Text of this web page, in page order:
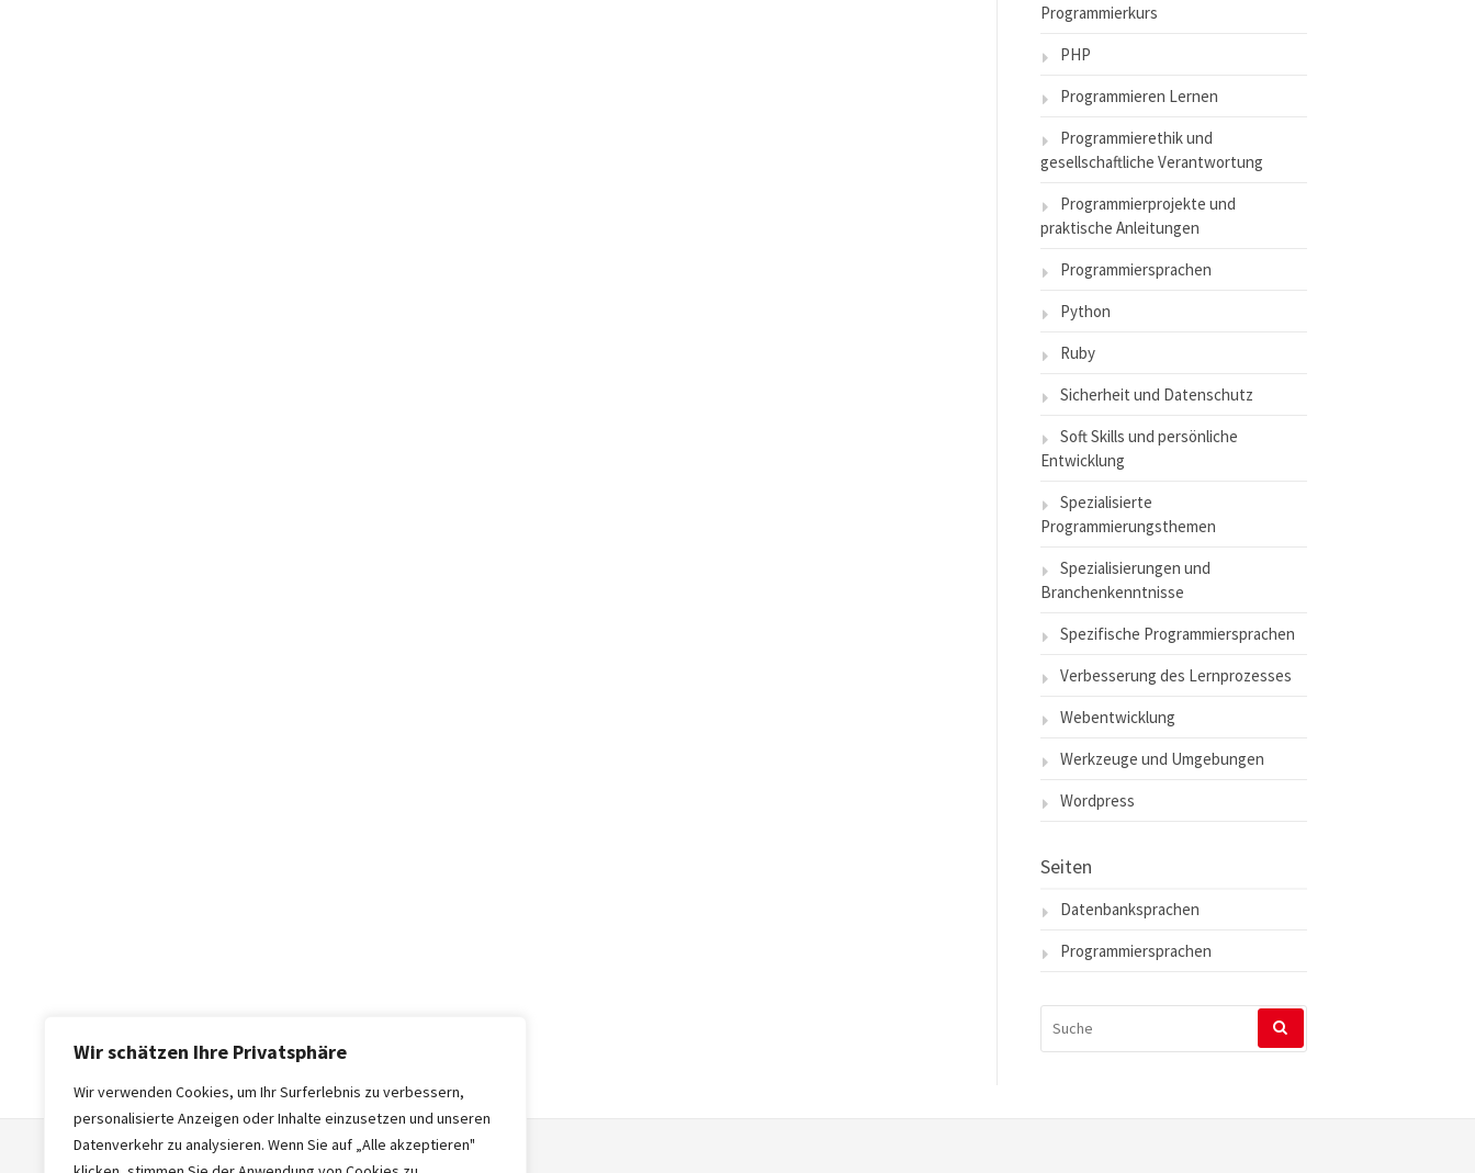
Wir schätzen Ihre Privatsphäre
Wir verwenden Cookies, um Ihr Surferlebnis zu verbessern,
personalisierte Anzeigen oder Inhalte einzusetzen und unseren
Datenverkehr zu analysieren. Wenn Sie auf „Alle akzeptieren"
Programmierkurs
PHP
Programmieren Lernen
Programmierethik und
gesellschaftliche Verantwortung
Programmierprojekte und
praktische Anleitungen
Programmiersprachen
Python
Ruby
Sicherheit und Datenschutz
Soft Skills und persönliche
Entwicklung
Spezialisierte
Programmierungsthemen
Spezialisierungen und
Branchenkenntnisse
Spezifische Programmiersprachen
Verbesserung des Lernprozesses
Webentwicklung
Werkzeuge und Umgebungen
Wordpress
Seiten
Datenbanksprachen
Programmiersprachen
NACH: